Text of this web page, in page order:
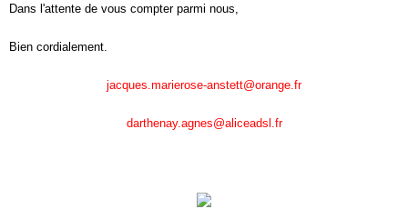
Dans l'attente de vous compter parmi nous,
Bien cordialement.
jacques.marierose-anstett@orange.fr
darthenay.agnes@aliceadsl.fr